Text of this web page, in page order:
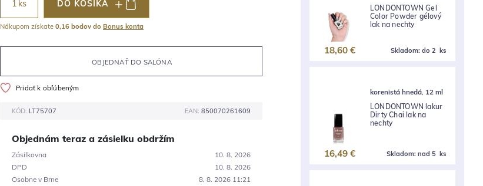
OBJEDNAŤ DO SALÓNA
Pridať k obľúbeným
ks DO KOŠÍKA
Nákupom získate 0,16 bodov do Bonus konta
KÓD: LT75707 EAN: 850070261609
Objednám teraz a zásielku obdržím
Zásilkovna
10. 8. 2026
DPD
10. 8. 2026
Osobne v Brne
8. 8. 2026 11:21
LONDONTOWN Gel
Color Powder gélový
lak na nechty
Skladom: do 2 ks
18,60 €
korenistá hnedá, 12 ml
LONDONTOWN lakur
Dirty Chai lak na
nechty
Skladom: nad 5 ks
16,49 €